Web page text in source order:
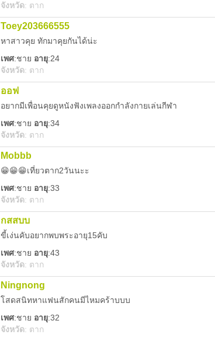
จังหวัด: ตาก
Toey203666555
หาสาวคุย ทักมาคุยกันได้น่ะ
เพศ:ชาย อายุ:24
จังหวัด: ตาก
ออฟ
อยากมีเพื่อนคุยดูหนังฟังเพลงออกกำลังกายเล่นกีฬา
เพศ:ชาย อายุ:34
จังหวัด: ตาก
Mobbb
😁😁😁เที่ยวตาก2วันนะะ
เพศ:ชาย อายุ:33
จังหวัด: ตาก
กสสบบ
ขี้เง่นคับอยากพบพระอายุ15คับ
เพศ:ชาย อายุ:43
จังหวัด: ตาก
Ningnong
โสดสนิทหาแฟนสักคนมีไหมคร้าบบบ
เพศ:ชาย อายุ:32
จังหวัด: ตาก